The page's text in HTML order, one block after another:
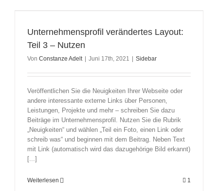
Unternehmensprofil verändertes Layout:
Teil 3 – Nutzen
Von Constanze Adelt | Juni 17th, 2021 | Sidebar
Veröffentlichen Sie die Neuigkeiten Ihrer Webseite oder
andere interessante externe Links über Personen,
Leistungen, Projekte und mehr – schreiben Sie dazu
Beiträge im Unternehmensprofil. Nutzen Sie die Rubrik
„Neuigkeiten“ und wählen „Teil ein Foto, einen Link oder
schreib was“ und beginnen mit dem Beitrag. Neben Text
mit Link (automatisch wird das dazugehörige Bild erkannt)
[...]
Weiterlesen 1